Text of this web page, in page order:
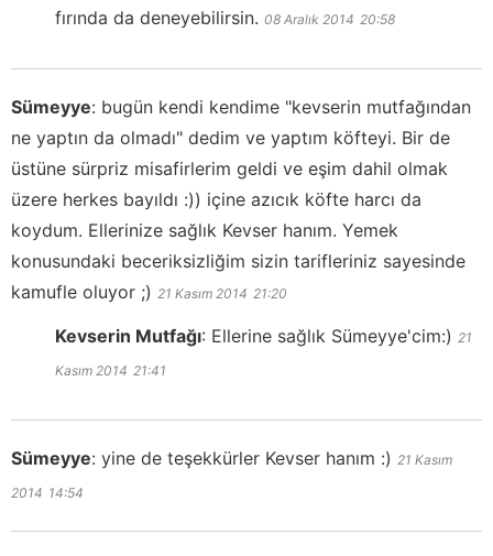
fırında da deneyebilirsin. 08 Aralık 2014 20:58
Sümeyye: bugün kendi kendime "kevserin mutfağından
ne yaptın da olmadı" dedim ve yaptım köfteyi. Bir de
üstüne sürpriz misafirlerim geldi ve eşim dahil olmak
üzere herkes bayıldı :)) içine azıcık köfte harcı da
koydum. Ellerinize sağlık Kevser hanım. Yemek
konusundaki beceriksizliğim sizin tarifleriniz sayesinde
kamufle oluyor ;) 21 Kasım 2014 21:20
Kevserin Mutfağı: Ellerine sağlık Sümeyye'cim:) 21
Kasım 2014 21:41
Sümeyye: yine de teşekkürler Kevser hanım :) 21 Kasım
2014 14:54